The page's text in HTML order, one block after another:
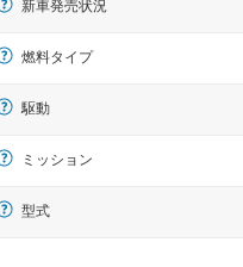
新車発売状況
燃料タイプ
駆動
ミッション
型式